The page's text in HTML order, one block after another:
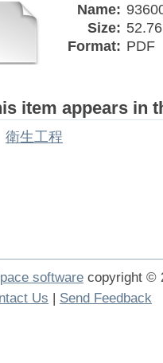
Name:
Size:
Format: PDF
item appears in
衛生工程
software copyright ©
Us | Send Feedback